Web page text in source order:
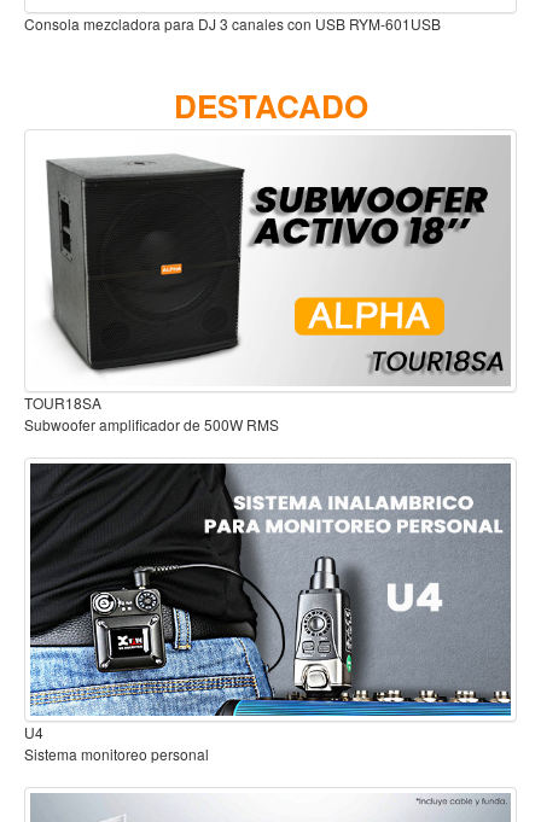
Accesorios
Cello
Contrabajo
Fundas y estuches
Accesorios
Cuerdas
Viento
Acordeón y concertinas
Armonica
Clarinete
Cornetas y cornos
Flauta y pitos
Melodica
Saxofon
Trompeta
Cañuelas
Consola mezcladora para DJ 3 canales con USB RYM-601USB
DESTACADO
B2